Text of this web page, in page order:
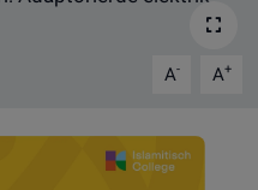
A- A+